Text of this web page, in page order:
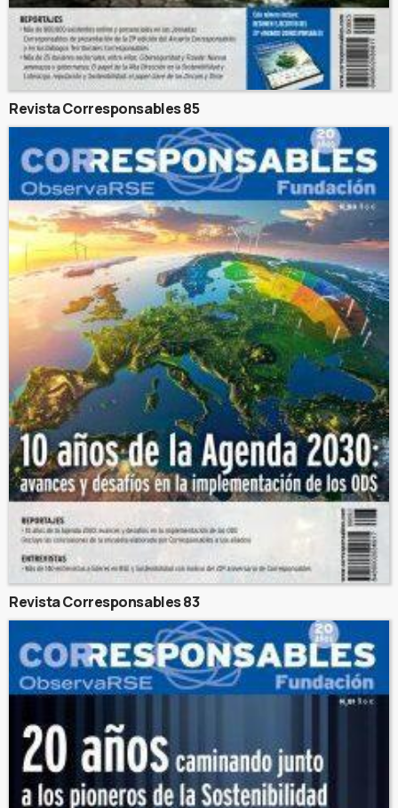
Revista Corresponsables 85
Revista Corresponsables 83